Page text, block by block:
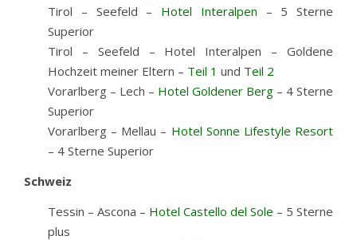
Tirol – Seefeld – Hotel Interalpen – 5 Sterne
Superior
Tirol – Seefeld – Hotel Interalpen – Goldene
Hochzeit meiner Eltern – Teil 1 und Teil 2
Vorarlberg – Lech – Hotel Goldener Berg – 4 Sterne
Superior
Vorarlberg – Mellau – Hotel Sonne Lifestyle Resort
– 4 Sterne Superior
Schweiz
Tessin – Ascona – Hotel Castello del Sole – 5 Sterne
plus